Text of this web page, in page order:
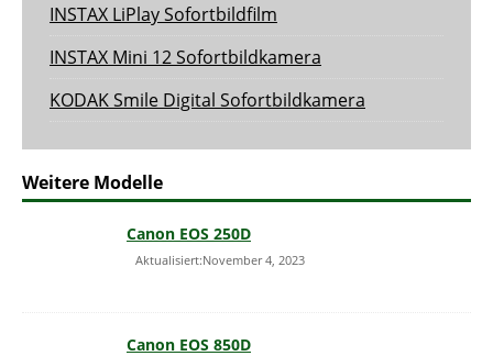
INSTAX LiPlay Sofortbildfilm
INSTAX Mini 12 Sofortbildkamera
KODAK Smile Digital Sofortbildkamera
Weitere Modelle
Canon EOS 250D
Aktualisiert:November 4, 2023
Canon EOS 850D